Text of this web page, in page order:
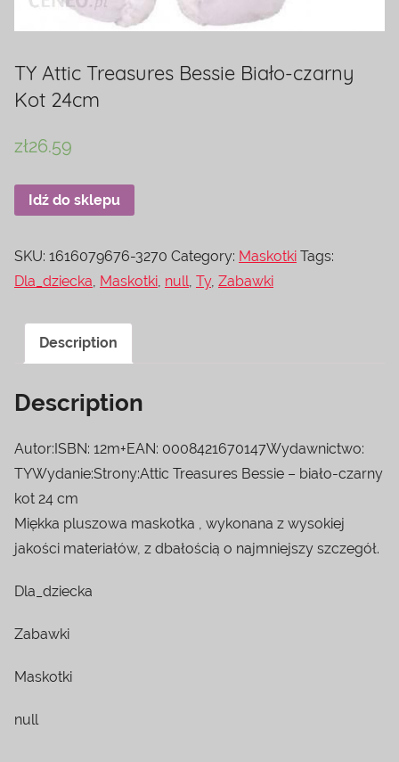
TY Attic Treasures Bessie Biało-czarny
Kot 24cm
zł26.59
Idź do sklepu
SKU: 1616079676-3270 Category: Maskotki Tags:
Dla_dziecka, Maskotki, null, Ty, Zabawki
Description
Description
Autor:ISBN: 12m+EAN: 0008421670147Wydawnictwo:
TYWydanie:Strony:Attic Treasures Bessie – biało-czarny
kot 24 cm
Miękka pluszowa maskotka , wykonana z wysokiej
jakości materiałów, z dbałością o najmniejszy szczegół.
Dla_dziecka
Zabawki
Maskotki
null